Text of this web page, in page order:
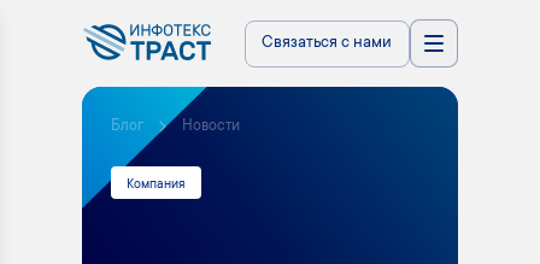
Связаться с нами
Блог Новости
Компания